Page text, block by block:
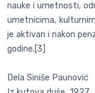
nauke i umetnosti,
umetnicima,
je aktivan i nakon
godine.[3]
Dela Siniše Paunović